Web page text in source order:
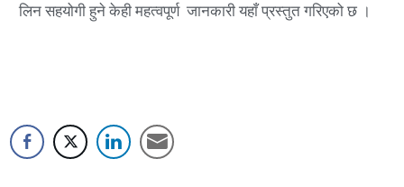
लिन सहयोगी हुने केही महत्वपूर्ण जानकारी यहाँ प्रस्तुत गरिएको छ ।